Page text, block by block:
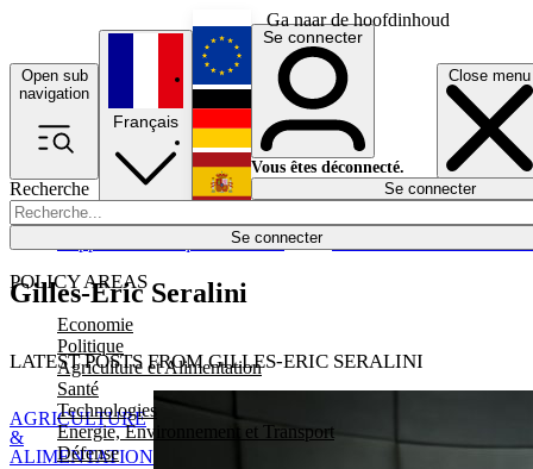
Ga naar de hoofdinhoud
Open sub
navigation
Close menu
Recherche
Se connecter
POLICY AREAS
Economie
Politique
Agriculture et Alimentation
Santé
Technologies
Energie, Environnement et Transport
Défense
Économie
Français
English
Deutsch
Español
Se connecter
Vous êtes déconnecté.
Se connecter
Gilles-Eric Seralini
LATEST POSTS FROM GILLES-ERIC SERALINI
AGRICULTURE
&
ALIMENTATION